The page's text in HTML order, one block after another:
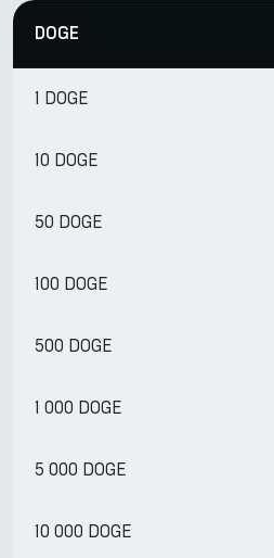
DOGE
1 DOGE
10 DOGE
50 DOGE
100 DOGE
500 DOGE
1 000 DOGE
5 000 DOGE
10 000 DOGE